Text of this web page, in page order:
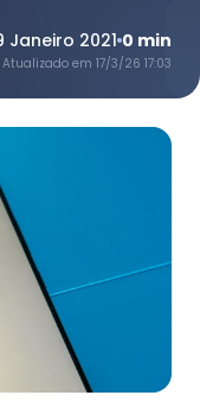
Janeiro 2021 0 min
Atualizado em 17/3/26 17:03